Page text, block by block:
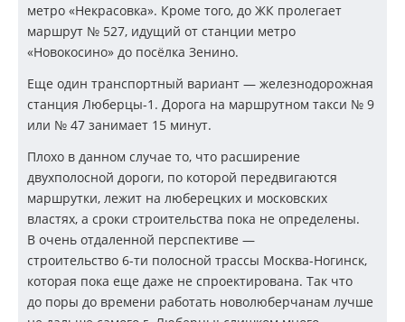
метро «Некрасовка». Кроме того, до ЖК пролегает
маршрут № 527, идущий от станции метро
«Новокосино» до посёлка Зенино.
Еще один транспортный вариант — железнодорожная
станция Люберцы-1 . Дорога на маршрутном такси № 9
или № 47 занимает 15 минут.
Плохо в данном случае то, что расширение
двухполосной дороги, по которой передвигаются
маршрутки, лежит на люберецких и московских
властях, а сроки строительства пока не определены.
В очень отдаленной перспективе —
строительство 6-ти полосной трассы Москва-Ногинск,
которая пока еще даже не спроектирована. Так что
до поры до времени работать новолюберчанам лучше